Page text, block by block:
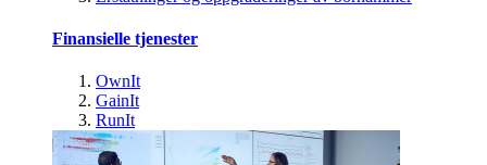
Finansielle tjenester
OwnIt
GainIt
RunIt